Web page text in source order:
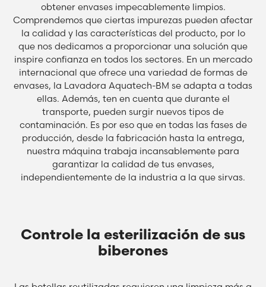
obtener envases impecablemente limpios.
Comprendemos que ciertas impurezas pueden afectar
la calidad y las características del producto, por lo
que nos dedicamos a proporcionar una solución que
inspire confianza en todos los sectores. En un mercado
internacional que ofrece una variedad de formas de
envases, la Lavadora Aquatech-BM se adapta a todas
ellas. Además, ten en cuenta que durante el
transporte, pueden surgir nuevos tipos de
contaminación. Es por eso que en todas las fases de
producción, desde la fabricación hasta la entrega,
nuestra máquina trabaja incansablemente para
garantizar la calidad de tus envases,
independientemente de la industria a la que sirvas.
Controle la esterilización de sus
biberones